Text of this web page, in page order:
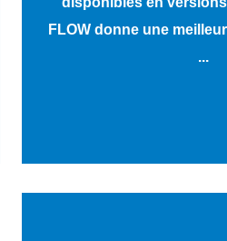
FLOW donne une
...